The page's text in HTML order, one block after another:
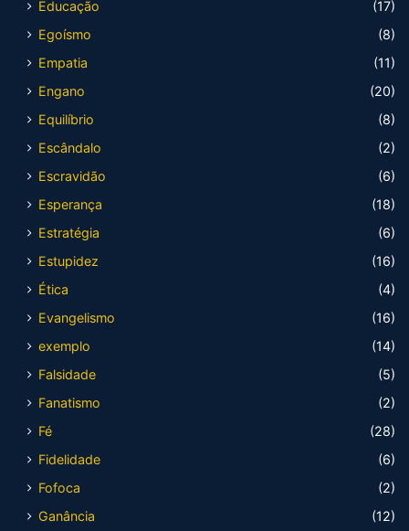
Educação
(17)
Egoísmo
(8)
Empatia
(11)
Engano
(20)
Equilíbrio
(8)
Escândalo
(2)
Escravidão
(6)
Esperança
(18)
Estratégia
(6)
Estupidez
(16)
Ética
(4)
Evangelismo
(16)
exemplo
(14)
Falsidade
(5)
Fanatismo
(2)
Fé
(28)
Fidelidade
(6)
Fofoca
(2)
Ganância
(12)